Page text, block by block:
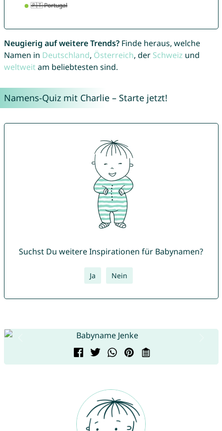
Neugierig auf weitere Trends?Finde heraus, welche
Namen in Deutschland, Österreich, der Schweiz und
weltweitam beliebtesten sind.
Namens-Quiz mit Charlie – Starte jetzt!
Suchst Du weitere Inspirationen für Babynamen?
Ja Nein